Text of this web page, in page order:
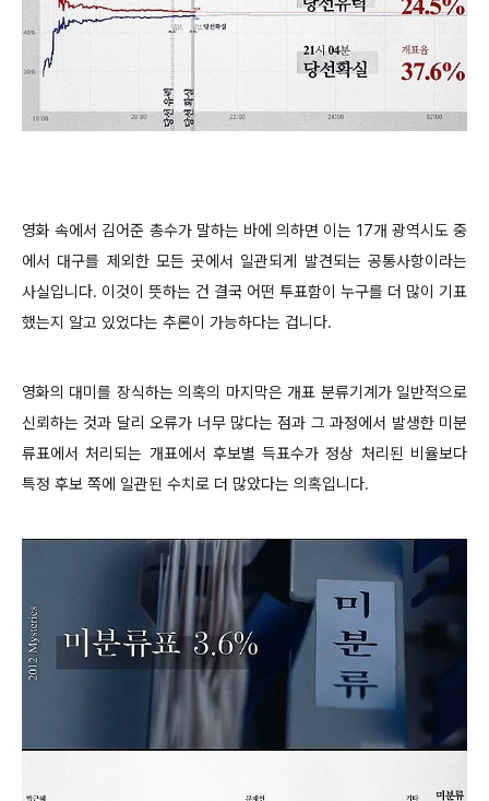
영화 속에서 김어준 총수가 말하는 바에 의하면 이는 17개 광역시도 중
에서 대구를 제외한 모든 곳에서 일관되게 발견되는 공통사항이라는
사실입니다. 이것이 뜻하는 건 결국 어떤 투표함이 누구를 더 많이 기표
했는지 알고 있었다는 추론이 가능하다는 겁니다.
영화의 대미를 장식하는 의혹의 마지막은 개표 분류기계가 일반적으로
신뢰하는 것과 달리 오류가 너무 많다는 점과 그 과정에서 발생한 미분
류표에서 처리되는 개표에서 후보별 득표수가 정상 처리된 비율보다
특정 후보 쪽에 일관된 수치로 더 많았다는 의혹입니다.